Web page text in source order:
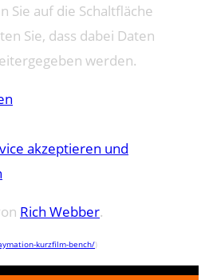
Sie auf die Schaltfläche
Sie, dass dabei Daten
werden.
akzeptieren und
Rich Webber.
kurzfilm-bench/)